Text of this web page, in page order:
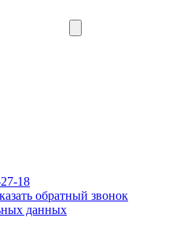
18
обратный звонок
данных